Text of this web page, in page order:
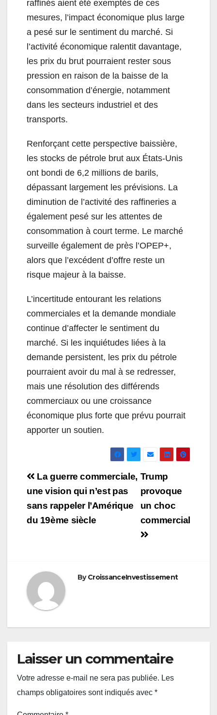
raffinés aient été exemptés de ces
mesures, l’impact économique plus large
a pesé sur le sentiment du marché. Si
l’activité économique ralentit davantage,
les prix du brut pourraient rester sous
pression en raison de la baisse de la
consommation d’énergie, notamment
dans les secteurs industriel et des
transports.
Renforçant cette perspective baissière,
les stocks de pétrole brut aux États-Unis
ont bondi de 6,2 millions de barils,
dépassant largement les prévisions. La
diminution de l’activité des raffineries a
également pesé sur les attentes de
consommation à court terme. Le marché
surveille également de près l’OPEP+,
alors que l’excédent d’offre reste un
risque majeur à la baisse.
L’incertitude entourant les relations
commerciales et la demande mondiale
continue d’affecter le sentiment du
marché. Si les inquiétudes liées à la
demande persistent, les prix du pétrole
pourraient avoir du mal à se redresser,
mais une résolution des différends
commerciaux ou une croissance
économique plus forte que prévu pourrait
apporter un soutien.
Navigation
de
l’article
Trump
provoque
un choc
commercial
La guerre commerciale,
une vision qui n’est pas
sans rappeler l’Amérique
du 19ème siècle
ByCroissanceInvestissement
Laisser un commentaire
Votre adresse e-mail ne sera pas publiée. Les
champs obligatoires sont indiqués avec *